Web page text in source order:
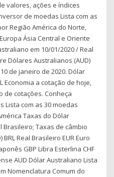
valores, ações e índices
de moedas Lista com as
Região América do Norte,
Ásia Central e Oriente
em 10/01/2020 / Real
Dólares Australianos (AUD)
de janeiro de 2020. Dólar
Economia a cotação de hoje,
de cotações. Conheça
Lista com as 30 moedas
Taxas do Dólar
Brasileiro; Taxas de câmbio
Real Brasileiro EUR Euro
GBP Libra Esterlina CHF
AUD Dólar Australiano Lista
Nomenclatura Comum do